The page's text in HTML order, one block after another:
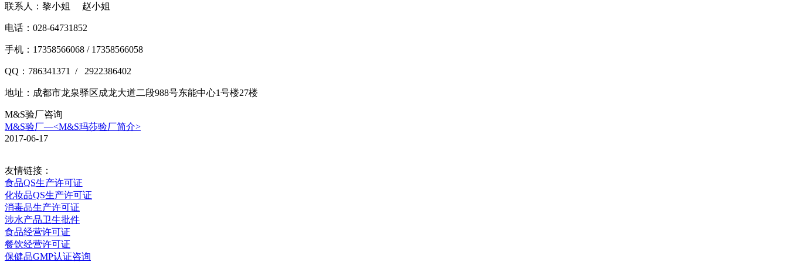
联系人：黎小姐 赵小姐
电话：028-64731852
手机：17358566068 / 17358566058
QQ：786341371 / 2922386402
地址： 成都市龙泉驿区成龙大道二段988号东能中心1号楼27楼
M&S验厂咨询
M&S验厂—<M&S玛莎验厂简介>
2017-06-17
友情链接：
食品QS生产许可证
化妆品QS生产许可证
消毒品生产许可证
涉水产品卫生批件
食品经营许可证
餐饮经营许可证
保健品GMP认证咨询